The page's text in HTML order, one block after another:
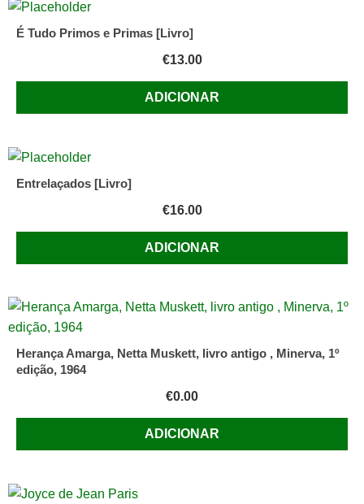
É Tudo Primos e Primas [Livro]
€13.00
ADICIONAR
Entrelaçados [Livro]
€16.00
ADICIONAR
Herança Amarga, Netta Muskett, livro antigo , Minerva, 1º
edição, 1964
€0.00
ADICIONAR